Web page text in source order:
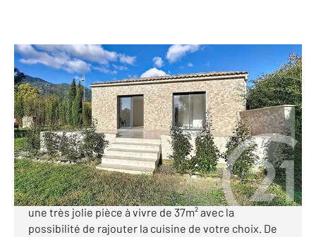
SANTA MARIA POGGIO 202
68,34 m2, 3 pièces
Ref : 938
Maison à vendre
265 000 €
Soyez les premiers à visiter cette très jolie villa
neuve de 68m² comprenant 2 chambres et offrant
une très jolie pièce à vivre de 37m² avec la
possibilité de rajouter la cuisine de votre choix. De